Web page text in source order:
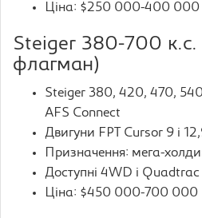
Ціна: $250 000-400 000
Steiger 380-700 к.с.
флагман)
Steiger 380, 420, 470,
AFS Connect
Двигуни FPT Cursor 9 і
Призначення: мега-
Доступні 4WD і Quadtrac
Ціна: $450 000-700 000